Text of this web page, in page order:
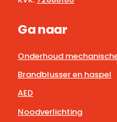
Ga naar
Onderhoud
Brandblusser en haspel
AED
Noodverlichting